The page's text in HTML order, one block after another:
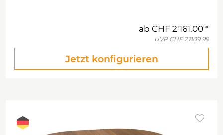
ab CHF 2'161.00
UVP CHF 2'809.99
Jetzt konfigurieren